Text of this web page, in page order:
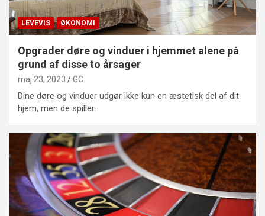
LEVEVIS ØKONOMI
Opgrader døre og vinduer i hjemmet alene på
grund af disse to årsager
maj 23, 2023 GC
Dine døre og vinduer udgør ikke kun en æstetisk del af dit
hjem, men de spiller…